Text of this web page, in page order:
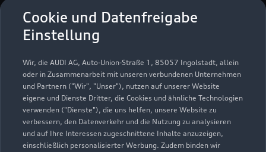
Cookie und Datenfreigabe
Einstellung
Wir, die AUDI AG, Auto-Union-Straße 1, 85057 Ingolstadt, allein
oder in Zusammenarbeit mit unseren verbundenen Unternehmen
und Partnern ("Wir", "Unser"), nutzen auf unserer Website
eigene und Dienste Dritter, die Cookies und ähnliche Technologien
verwenden ("Dienste"), die uns helfen, unsere Website zu
verbessern, den Datenverkehr und die Nutzung zu analysieren
und auf Ihre Interessen zugeschnittene Inhalte anzuzeigen,
einschließlich personalisierter Werbung. Zudem binden wir
Auto Holweger GmbH &
Co. KG